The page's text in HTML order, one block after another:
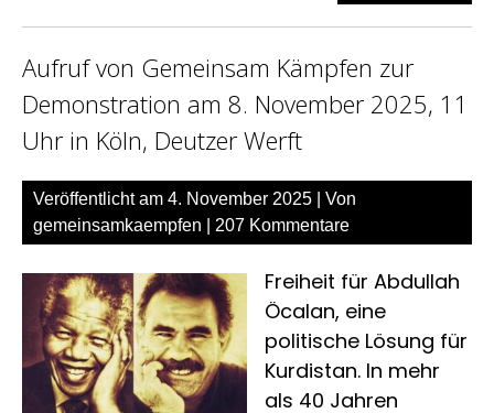
die
Aufruf von Gemeinsam Kämpfen zur
Demonstration am 8. November 2025, 11
Uhr in Köln, Deutzer Werft
Veröffentlicht am 4. November 2025 | Von
gemeinsamkaempfen
207 Kommentare
Freiheit für Abdullah
Öcalan, eine
politische Lösung für
Kurdistan. In mehr
als 40 Jahren